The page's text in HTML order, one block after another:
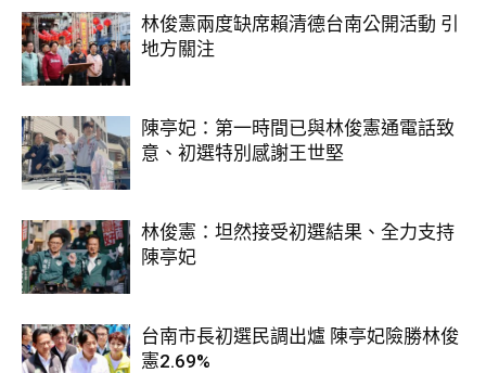
林俊憲兩度缺席賴清德台南公開活動 引
地方關注
陳亭妃：第一時間已與林俊憲通電話致
意、初選特別感謝王世堅
林俊憲：坦然接受初選結果、全力支持
陳亭妃
台南市長初選民調出爐 陳亭妃險勝林俊
憲2.69%